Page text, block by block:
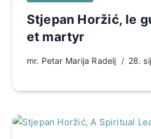
Stjepan Horžić, le
et martyr
mr. Petar Marija Radelj 28.